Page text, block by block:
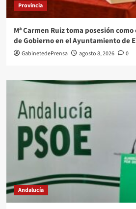
Provincia
Mª Carmen Ruiz toma posesión
de Gobierno en el Ayuntamiento de
GabinetedePrensa agosto 8, 2026 0
Andalucía